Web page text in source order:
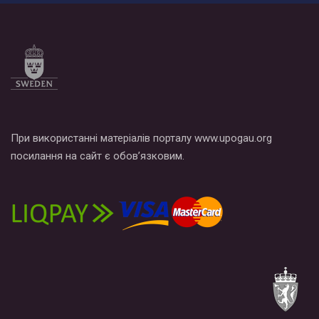
При використанні матеріалів порталу www.upogau.org
посилання на сайт є обов’язковим.